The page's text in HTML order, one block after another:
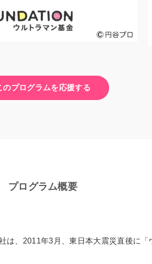
のプログラムを応援する
プログラム概要
は、2011年3月、東日本大震災直後に